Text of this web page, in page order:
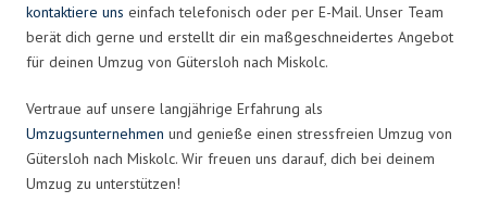
kontaktiere uns einfach telefonisch oder per E-Mail. Unser Team
berät dich gerne und erstellt dir ein maßgeschneidertes Angebot
für deinen Umzug von Gütersloh nach Miskolc.
Vertraue auf unsere langjährige Erfahrung als
Umzugsunternehmen und genieße einen stressfreien Umzug von
Gütersloh nach Miskolc. Wir freuen uns darauf, dich bei deinem
Umzug zu unterstützen!